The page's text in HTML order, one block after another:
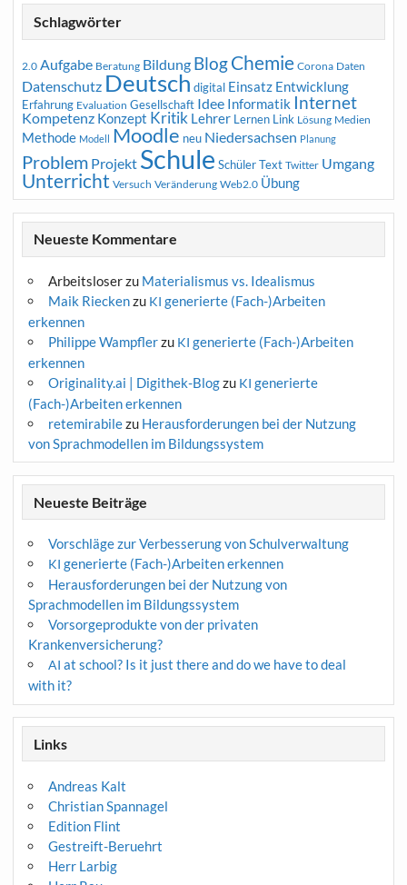
Schlagwörter
2.0 Aufgabe Beratung Bildung BlogChemie Corona Daten
Datenschutz Deutsch digital Einsatz Entwicklung
Erfahrung Evaluation Gesellschaft Idee Informatik Internet
Kompetenz Konzept Kritik Lehrer Lernen Link Lösung Medien
Methode Modell Moodle neu Niedersachsen Planung
Problem Projekt Schule Schüler Text Twitter Umgang
Unterricht Versuch Veränderung Web2.0 Übung
Neueste Kommentare
Arbeitsloserzu Materialismus vs. Idealismus
Maik Rieckenzu KI generierte (Fach-)Arbeiten
erkennen
Philippe Wampflerzu KI generierte (Fach-)Arbeiten
erkennen
Originality.ai | Digithek-Blogzu KI generierte
(Fach-)Arbeiten erkennen
retemirabilezu Herausforderungen bei der Nutzung
von Sprachmodellen im Bildungssystem
Neueste Beiträge
Vorschläge zur Verbesserung von Schulverwaltung
KI generierte (Fach-)Arbeiten erkennen
Herausforderungen bei der Nutzung von
Sprachmodellen im Bildungssystem
Vorsorgeprodukte von der privaten
Krankenversicherung?
AI at school? Is it just there and do we have to deal
with it?
Links
Andreas Kalt
Christian Spannagel
Edition Flint
Gestreift-Beruehrt
Herr Larbig